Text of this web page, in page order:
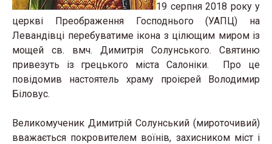
19 серпня 2018 року у
церкві Преображення Господнього (УАПЦ) на
Левандівці перебуватиме ікона з цілющим миром із
мощей св. вмч. Димитрія Солунського. Святиню
привезуть із грецького міста Салоніки. Про це
повідомив настоятель храму проієрей Володимир
Біловус.
Великомученик Димитрій Солунський (мироточивий)
вважається покровителем воїнів, захисником міст і